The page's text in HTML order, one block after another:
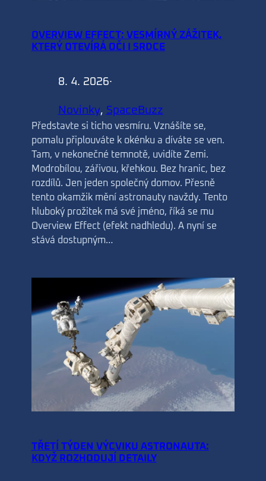
OVERVIEW EFFECT: VESMÍRNÝ ZÁŽITEK,
KTERÝ OTEVÍRÁ OČI I SRDCE
8. 4. 2026·
Novinky, SpaceBuzz
Představte si ticho vesmíru. Vznášíte se,
pomalu připlouváte k okénku a díváte se ven.
Tam, v nekonečné temnotě, uvidíte Zemi.
Modrobílou, zářivou, křehkou. Bez hranic, bez
rozdílů. Jen jeden společný domov. Přesně
tento okamžik mění astronauty navždy. Tento
hluboký prožitek má své jméno, říká se mu
Overview Effect (efekt nadhledu). A nyní se
stává dostupným…
TŘETÍ TÝDEN VÝCVIKU ASTRONAUTA:
KDYŽ ROZHODUJÍ DETAILY